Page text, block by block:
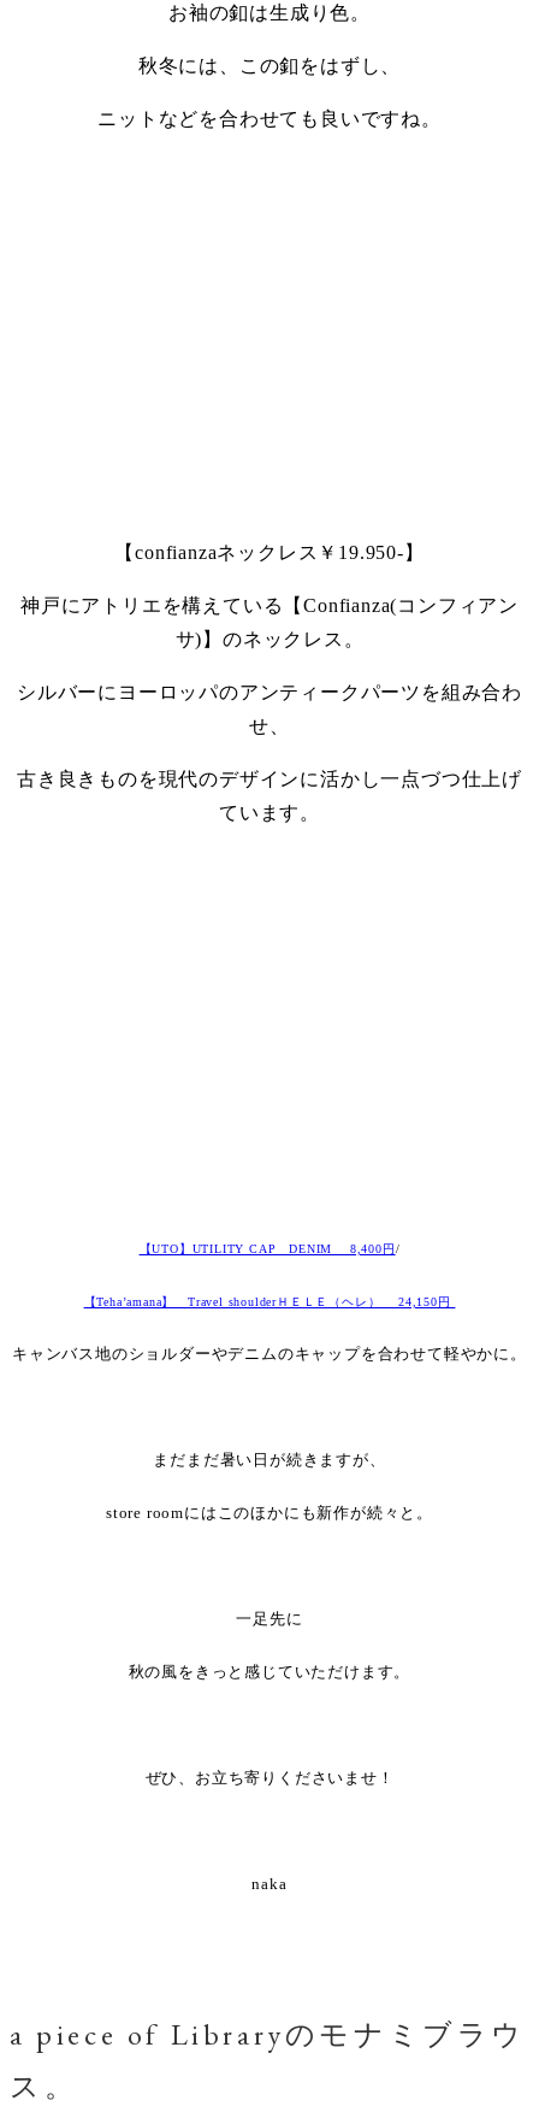
お袖の釦は生成り色。
秋冬には、この釦をはずし、
ニットなどを合わせても良いですね。
【confianzaネックレス￥19.950-】
神戸にアトリエを構えている【Confianza(コンフィアン
サ)】のネックレス。
シルバーにヨーロッパのアンティークパーツを組み合わ
せ、
古き良きものを現代のデザインに活かし一点づつ仕上げ
ています。
【UTO】UTILITY CAP DENIM 8,400円/
【Teha’amana】 Travel shoulderＨＥＬＥ（ヘレ） 24,150円
キャンバス地のショルダーやデニムのキャップを合わせて軽やかに。
まだまだ暑い日が続きますが、
store roomにはこのほかにも新作が続々と。
一足先に
秋の風をきっと感じていただけます。
ぜひ、お立ち寄りくださいませ！
naka
a piece of Libraryのモナミブラウ
ス。